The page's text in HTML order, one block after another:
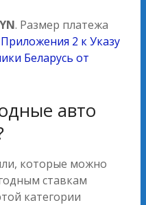
. Размер платежа
Приложения 2 к Указу
Беларусь от
авто
которые можно
ставкам
категории